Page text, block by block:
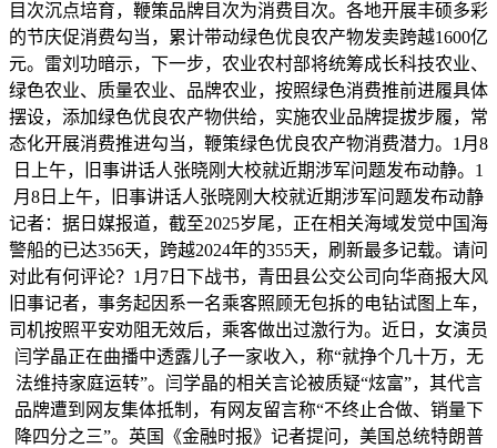
目次沉点培育，鞭策品牌目次为消费目次。各地开展丰硕多彩
的节庆促消费勾当，累计带动绿色优良农产物发卖跨越1600亿
元。雷刘功暗示，下一步，农业农村部将统筹成长科技农业、
绿色农业、质量农业、品牌农业，按照绿色消费推前进履具体
摆设，添加绿色优良农产物供给，实施农业品牌提拔步履，常
态化开展消费推进勾当，鞭策绿色优良农产物消费潜力。1月8
日上午，旧事讲话人张晓刚大校就近期涉军问题发布动静。1
月8日上午，旧事讲话人张晓刚大校就近期涉军问题发布动静
记者：据日媒报道，截至2025岁尾，正在相关海域发觉中国海
警船的已达356天，跨越2024年的355天，刷新最多记载。请问
对此有何评论？1月7日下战书，青田县公交公司向华商报大风
旧事记者，事务起因系一名乘客照顾无包拆的电钻试图上车，
司机按照平安劝阻无效后，乘客做出过激行为。近日，女演员
闫学晶正在曲播中透露儿子一家收入，称“就挣个几十万，无
法维持家庭运转”。闫学晶的相关言论被质疑“炫富”，其代言
品牌遭到网友集体抵制，有网友留言称“不终止合做、销量下
降四分之三”。英国《金融时报》记者提问，美国总统特朗普